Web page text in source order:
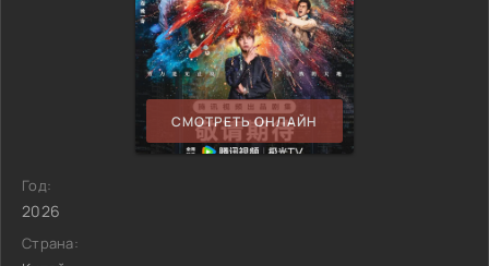
СМОТРЕТЬ ОНЛАЙН
Год:
2026
Страна: